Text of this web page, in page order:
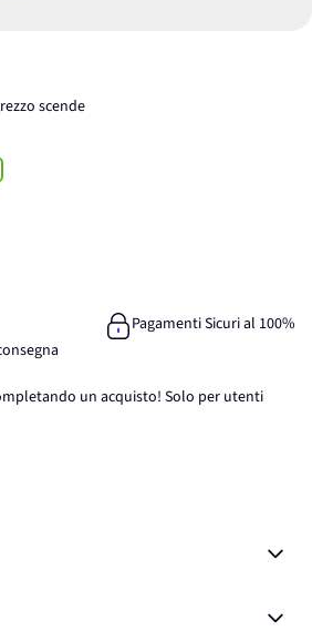
scende
Pagamenti Sicuri al 100%
un acquisto! Solo per utenti